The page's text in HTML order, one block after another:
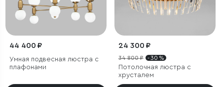
44 400 ₽
Умная подвесная люстра с
плафонами
24 300 ₽
34 800 ₽ - 30 %
Потолочная люстра с
хрусталем